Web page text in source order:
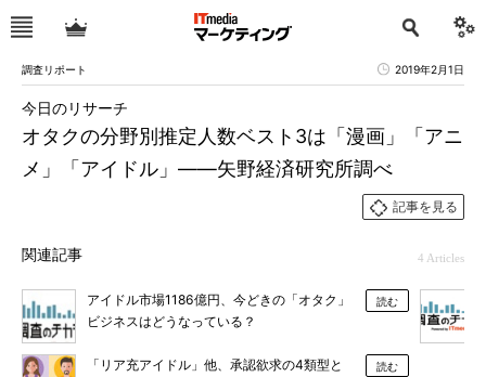
調査リポート 2019年2月1日
オタクの分野別推定人数ベスト3は「漫画」「アニ
メ」「アイドル」――矢野経済研究所調べ
今日のリサーチ
記事を見る
関連記事 4 Articles
アイドル市場1186億円、今どきの「オタク」
ビジネスはどうなっている？
読む
「リア充アイドル」他、承認欲求の4類型と
読む